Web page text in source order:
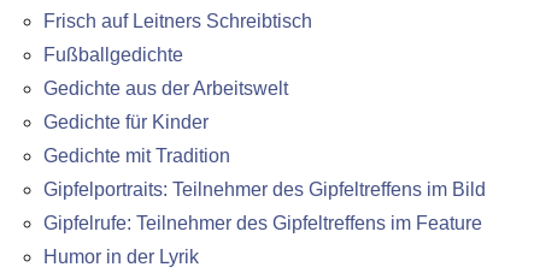
Frisch auf Leitners Schreibtisch
Fußballgedichte
Gedichte aus der Arbeitswelt
Gedichte für Kinder
Gedichte mit Tradition
Gipfelportraits: Teilnehmer des Gipfeltreffens im Bild
Gipfelrufe: Teilnehmer des Gipfeltreffens im Feature
Humor in der Lyrik